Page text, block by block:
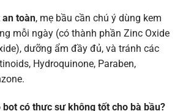
toàn, mẹ bầu cần chú ý dùng kem
mỗi ngày (có thành phần Zinc Oxide
dưỡng ẩm đầy đủ, và tránh các
Hydroquinone, Paraben,
có thực sự không tốt cho bà bầu?